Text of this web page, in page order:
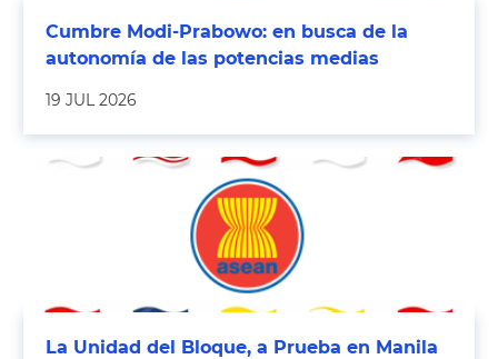
Cumbre Modi-Prabowo: en busca de la
autonomía de las potencias medias
19 JUL 2026
La Unidad del Bloque, a Prueba en Manila